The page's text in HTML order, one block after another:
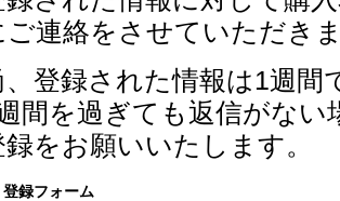
ご連絡をさせていただき
、登録された情報は1週間
間を過ぎても返信がな
録をお願いいたします。
登録フォーム